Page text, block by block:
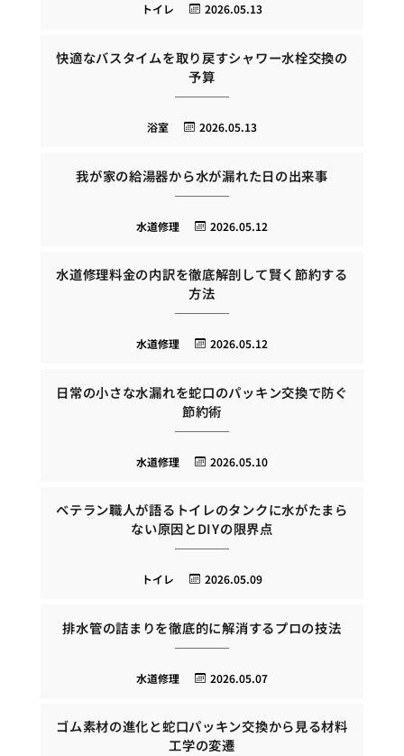
2026.05.13
トイレ
快適なバスタイムを取り戻すシャワー水栓交換の
予算
2026.05.13
浴室
我が家の給湯器から水が漏れた日の出来事
2026.05.12
水道修理
水道修理料金の内訳を徹底解剖して賢く節約する
方法
2026.05.12
水道修理
日常の小さな水漏れを蛇口のパッキン交換で防ぐ
節約術
2026.05.10
水道修理
ベテラン職人が語るトイレのタンクに水がたまら
ない原因とDIYの限界点
2026.05.09
トイレ
排水管の詰まりを徹底的に解消するプロの技法
2026.05.07
水道修理
ゴム素材の進化と蛇口パッキン交換から見る材料
工学の変遷